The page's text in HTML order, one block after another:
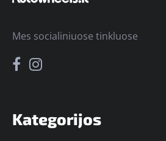
Kategorijos
Mes socialiniuose tinkluose